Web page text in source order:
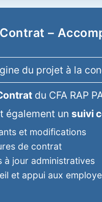
–
du projet à la
du CFA RAP
également un suivi
et modifications
de contrat
à jour administratives
et appui aux